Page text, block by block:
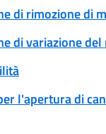
di rimozione di
di variazione
l'apertura di